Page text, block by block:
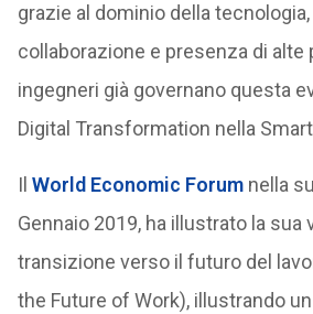
grazie al dominio della
collaborazione e presenza di alte
ingegneri già governano questa
Digital Transformation nella
Il World Economic Forumnella
Gennaio 2019, ha illustrato la sua
transizione verso il futuro del
the Future of Work), illustrando